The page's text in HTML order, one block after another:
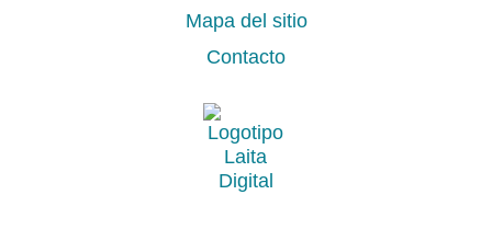
Mapa del sitio
Contacto